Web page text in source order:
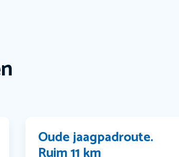
Oude jaagpadroute.